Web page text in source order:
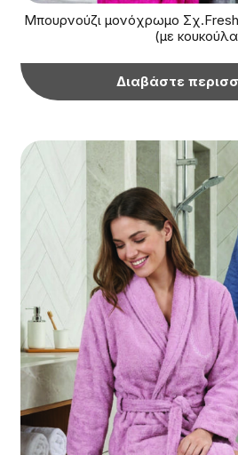
Μπουρνούζι μονόχρωμο
(με
Διαβάστε